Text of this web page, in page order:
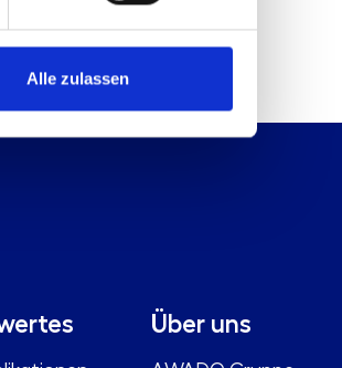
Alle zulassen
Über uns